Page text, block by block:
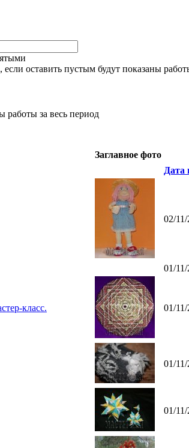
оставить пустым будут показаны
работы за весь период
Заглавное фото
Дата
02/
01/
класс. 01/
01/
01/